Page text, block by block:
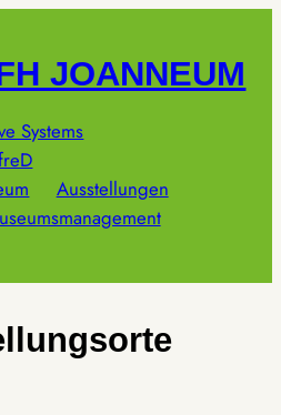
JOANNEUM
Systems
Ausstellungen